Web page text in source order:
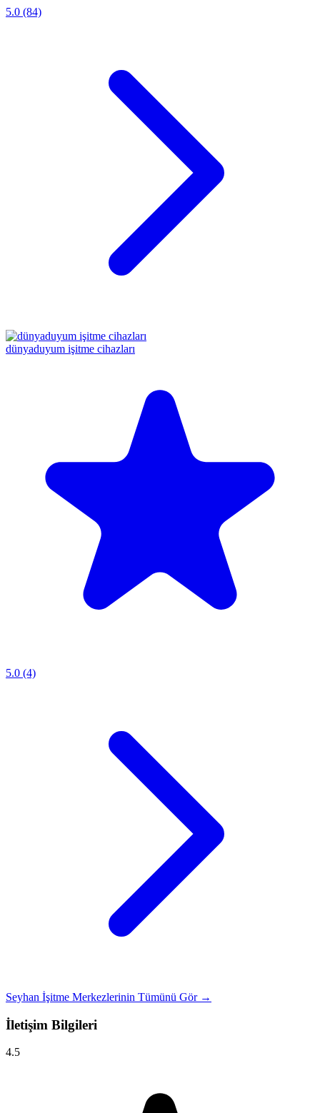
5.0 (84)
dünyaduyum işitme cihazları
5.0 (4)
Seyhan İşitme Merkezlerinin Tümünü Gör →
İletişim Bilgileri
4.5